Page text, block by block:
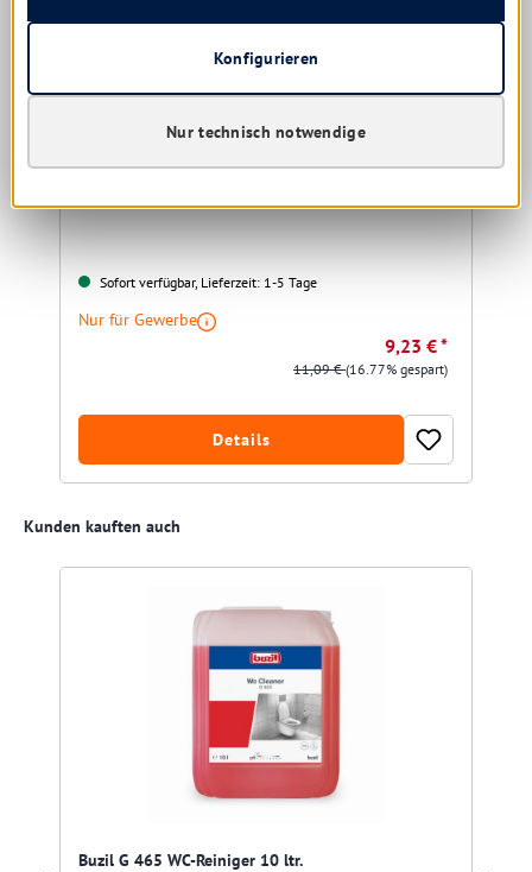
Tana Grill express Grillreiniger, Backofenreiniger
Sofort verfügbar, Lieferzeit: 1-5 Tage
Nur für Gewerbe
9,23 € *
11,09 €(16.77% gespart)
Details
Produktgalerie überspringen
Kunden kauften auch
Buzil G 465 WC-Reiniger 10 ltr.
Nur technisch notwendige
Konfigurieren